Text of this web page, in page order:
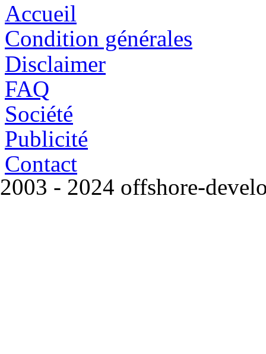
Accueil
Condition générales
Disclaimer
FAQ
Société
Publicité
Contact
2003 - 2024 offshore-